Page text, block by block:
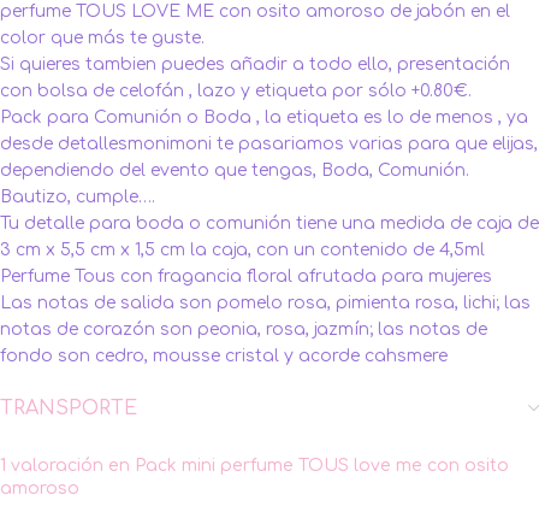
perfume TOUS LOVE ME con osito amoroso de jabón en el
color que más te guste.
Si quieres tambien puedes añadir a todo ello, presentación
con bolsa de celofán , lazo y etiqueta por sólo +0.80€.
Pack para Comunión o Boda , la etiqueta es lo de menos , ya
desde detallesmonimoni te pasariamos varias para que elijas,
dependiendo del evento que tengas, Boda, Comunión.
Bautizo, cumple….
Tu detalle para boda o comunión tiene una medida de caja de
3 cm x 5,5 cm x 1,5 cm la caja, con un contenido de 4,5ml
Perfume Tous con fragancia floral afrutada para mujeres
Las notas de salida son pomelo rosa, pimienta rosa, lichi; las
notas de corazón son peonia, rosa, jazmín; las notas de
fondo son cedro, mousse cristal y acorde cahsmere
TRANSPORTE
1 valoración en Pack mini perfume TOUS love me con osito
amoroso